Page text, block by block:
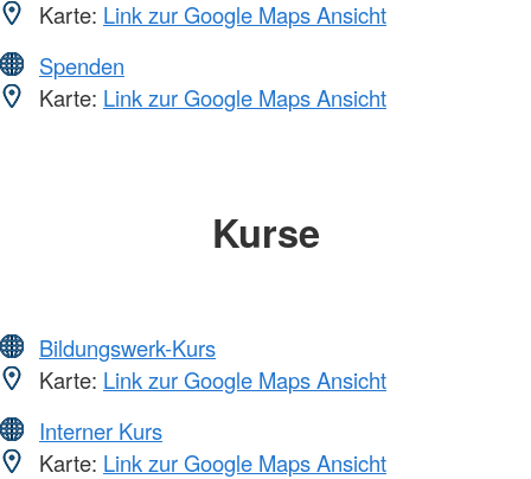
Karte: Link zur Google Maps Ansicht
Spenden
Karte: Link zur Google Maps Ansicht
Kurse
Bildungswerk-Kurs
Karte: Link zur Google Maps Ansicht
Interner Kurs
Karte: Link zur Google Maps Ansicht